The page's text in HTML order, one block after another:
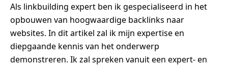
Als linkbuilding expert ben ik gespecialiseerd in het
opbouwen van hoogwaardige backlinks naar
websites. In dit artikel zal ik mijn expertise en
diepgaande kennis van het onderwerp
demonstreren. Ik zal spreken vanuit een expert- en